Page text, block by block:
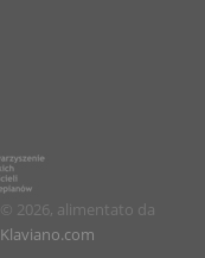
© 2026, alimentato da
Klaviano.com